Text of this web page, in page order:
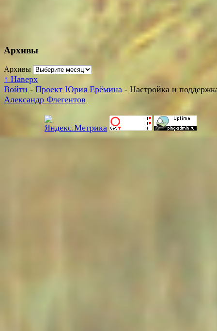
Архивы
Архивы
↑ Наверх
Войти - Проект Юрия Ерёмина - Настройка и
Александр Флегентов